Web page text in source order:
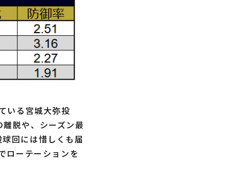
いる宮城大弥投
脱や、シーズン最
回には惜しくも届
ローテーションを